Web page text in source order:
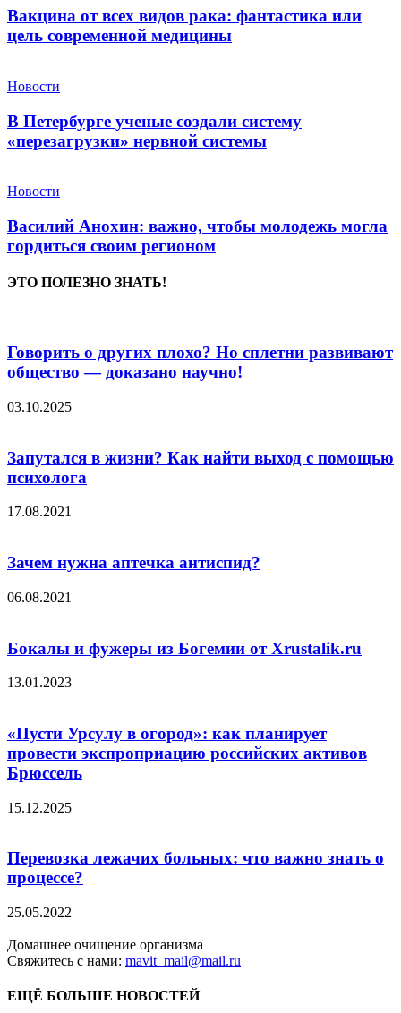
Вакцина от всех видов рака: фантастика или
цель современной медицины
Новости
В Петербурге ученые создали систему
«перезагрузки» нервной системы
Новости
Василий Анохин: важно, чтобы молодежь могла
гордиться своим регионом
ЭТО ПОЛЕЗНО ЗНАТЬ!
Говорить о других плохо? Но сплетни развивают
общество — доказано научно!
03.10.2025
Запутался в жизни? Как найти выход с помощью
психолога
17.08.2021
Зачем нужна аптечка антиспид?
06.08.2021
Бокалы и фужеры из Богемии от Xrustalik.ru
13.01.2023
«Пусти Урсулу в огород»: как планирует
провести экспроприацию российских активов
Брюссель
15.12.2025
Перевозка лежачих больных: что важно знать о
процессе?
25.05.2022
Домашнее очищение организма
Свяжитесь с нами: mavit_mail@mail.ru
ЕЩЁ БОЛЬШЕ НОВОСТЕЙ